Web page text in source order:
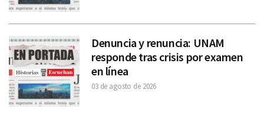
Denuncia y renuncia: UNAM
responde tras crisis por examen
en línea
03 de agosto de 2026